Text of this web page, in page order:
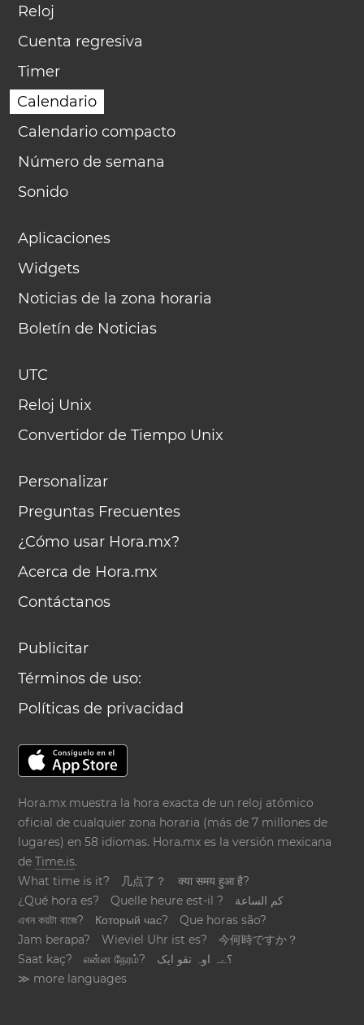
Reloj
Cuenta regresiva
Timer
Calendario
Calendario compacto
Número de semana
Sonido
Aplicaciones
Widgets
Noticias de la zona horaria
Boletín de Noticias
UTC
Reloj Unix
Convertidor de Tiempo Unix
Personalizar
Preguntas Frecuentes
¿Cómo usar Hora.mx?
Acerca de Hora.mx
Contáctanos
Publicitar
Términos de uso:
Políticas de privacidad
Hora.mx muestra la hora exacta de un reloj atómico
oficial de cualquier zona horaria (más de 7 millones de
lugares) en 58 idiomas. Hora.mx es la versión mexicana
deTime.is.
What time is it?
几点了？
क्या समय हुआ है?
¿Qué hora es?
Quelle heure est-il ?
كم الساعة
এখন কয়টা বাজে?
Который час?
Que horas são?
Jam berapa?
Wieviel Uhr ist es?
今何時ですか？
Saat kaç?
என்ன நேரம்?
؟ےہ اوہ تقو ایک
≫ more languages